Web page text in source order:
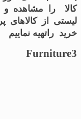
کالا را مشاهده
لیستی از کالاهای
خرید راتهیه نماییم
Furniture3